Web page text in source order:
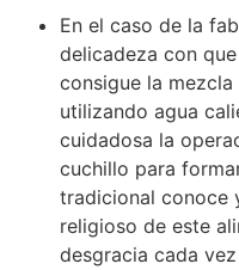
En el caso de la
delicadeza con
consigue la
utilizando agua
cuidadosa la
cuchillo para
tradicional conoce
religioso de este
desgracia cada